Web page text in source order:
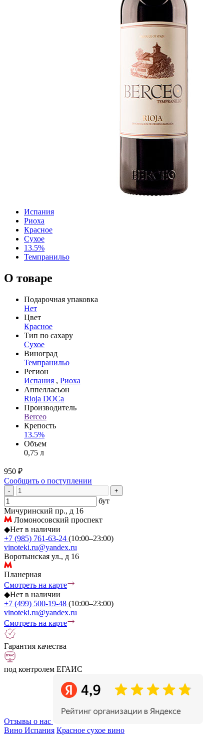
Испания
Риоха
Красное
Сухое
13.5%
Темпранильо
О товаре
Подарочная упаковка
Нет
Цвет
Красное
Тип по сахару
Сухое
Виноград
Темпранильо
Регион
Испания , Риоха
Аппелласьон
Rioja DOCa
Производитель
Berceo
Крепость
13.5%
Объем
0,75 л
950 ₽
Сообщить о поступлении
- +
бут
Мичуринский пр., д 16
Ломоносовский проспект
◆Нет в наличии
+7 (985) 761-63-24 (10:00–23:00)
vinoteki.ru@yandex.ru
Воротынская ул., д 16
Планерная
Смотреть на карте
◆Нет в наличии
+7 (499) 500-19-48 (10:00–23:00)
vinoteki.ru@yandex.ru
Смотреть на карте
Гарантия качества
под контролем ЕГАИС
Отзывы о нас
Вино Испания Красное сухое вино